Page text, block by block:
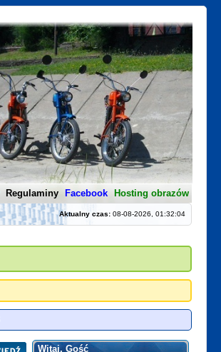
Regulaminy Facebook Hosting obrazów
Aktualny czas:08-08-2026, 01:32:04
Witaj, Gość